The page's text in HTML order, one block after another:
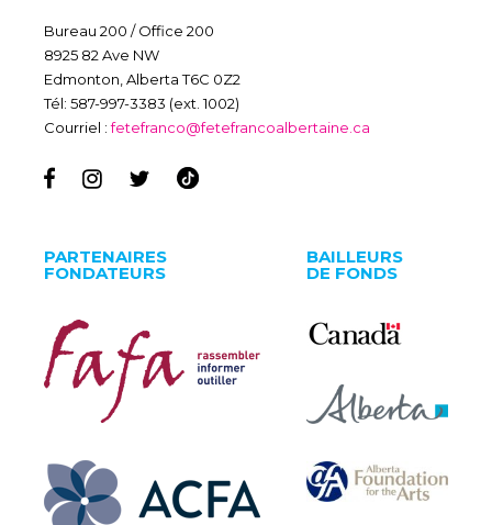
Bureau 200 / Office 200
8925 82 Ave NW
Edmonton, Alberta T6C 0Z2
Tél: 587-997-3383 (ext. 1002)
Courriel :fetefranco@fetefrancoalbertaine.ca
PARTENAIRES
FONDATEURS
BAILLEURS
DE FONDS